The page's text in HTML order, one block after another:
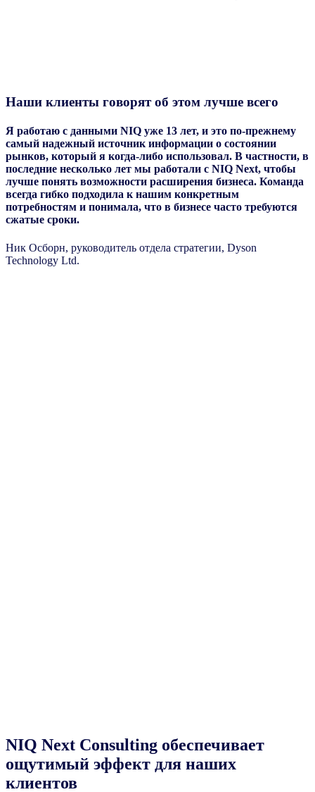
Наши клиенты говорят об этом лучше всего
Я работаю с данными NIQ уже 13 лет, и это по-прежнему
самый надежный источник информации о состоянии
рынков, который я когда-либо использовал. В частности, в
последние несколько лет мы работали с NIQ Next, чтобы
лучше понять возможности расширения бизнеса. Команда
всегда гибко подходила к нашим конкретным
потребностям и понимала, что в бизнесе часто требуются
сжатые сроки.
Ник Осборн, руководитель отдела стратегии, Dyson
Technology Ltd.
NIQ Next Consulting обеспечивает
ощутимый эффект для наших
клиентов